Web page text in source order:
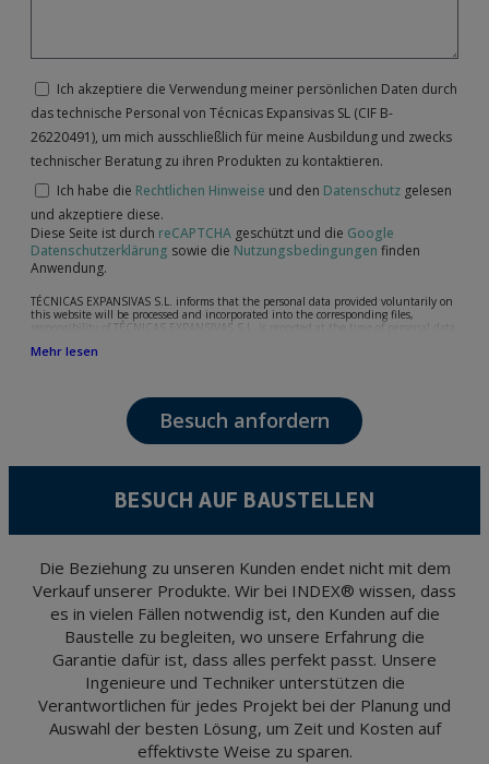
Ich akzeptiere die Verwendung meiner persönlichen Daten durch
das technische Personal von Técnicas Expansivas SL (CIF B-
26220491), um mich ausschließlich für meine Ausbildung und zwecks
technischer Beratung zu ihren Produkten zu kontaktieren.
Ich habe die Rechtlichen Hinweise und den Datenschutz gelesen
und akzeptiere diese.
Diese Seite ist durch reCAPTCHA geschützt und die Google
Datenschutzerklärung sowie die Nutzungsbedingungen finden
Anwendung.
TÉCNICAS EXPANSIVAS S.L. informs that the personal data provided voluntarily on
this website will be processed and incorporated into the corresponding files,
responsibility of TÉCNICAS EXPANSIVAS S.L, is reported at the time of personal data
following: attention to your referred request, complaint or question, established
The data in our files are strictly confidential and shall be treated with the utmost
confidentiality and shall comply with all the requirements provided for the General
Data Protection Regulation (GDPR) 2016.
encrypted. Should these details be sent, it is done so under your sole responsibility.
and opposition under the provisions of the General Data Protection Regulation
Portalada II | c/ Segador 13, 26006 | Logroño (La Rioja).
Mehr lesen
Besuch anfordern
BESUCH AUF BAUSTELLEN
Die Beziehung zu unseren Kunden endet nicht mit dem
Verkauf unserer Produkte. Wir bei INDEX® wissen, dass
es in vielen Fällen notwendig ist, den Kunden auf die
Baustelle zu begleiten, wo unsere Erfahrung die
Garantie dafür ist, dass alles perfekt passt. Unsere
Ingenieure und Techniker unterstützen die
Verantwortlichen für jedes Projekt bei der Planung und
Auswahl der besten Lösung, um Zeit und Kosten auf
effektivste Weise zu sparen.